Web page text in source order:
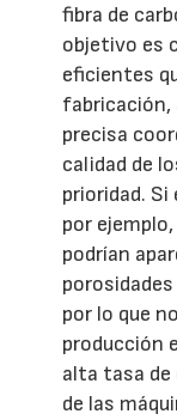
fibra de
objetivo es
eficientes
fabricación,
precisa
calidad de
prioridad.
por
podrían
por lo que
producción
alta tasa de
de las